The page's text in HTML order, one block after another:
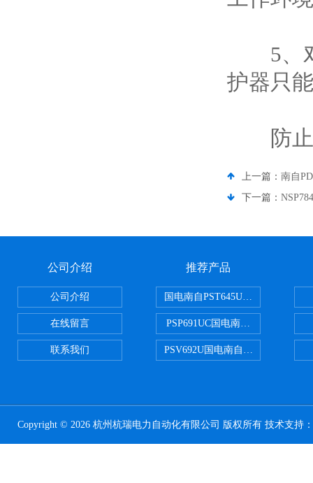
5、对
护器只能
防止
上一篇： 南自
下一篇：
公司介绍
公司介绍
在线留言
联系我们
推荐产品
国电南自PST645UX微机综保
PSP691UC国电南自PSP691UC
PSV692U国电南自PSV692U PT并
Copyright © 2026 杭州杭瑞电力自动化有限公司 版权所有 技术支持：